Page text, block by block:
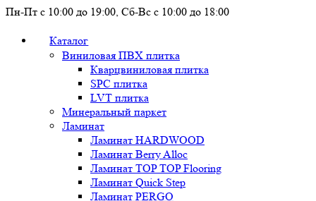
Пн-Пт с 10:00 до 19:00, Сб-Вс с 10:00 до 18:00
Каталог
Виниловая ПВХ плитка
Кварцвиниловая плитка
SPC плитка
LVT плитка
Минеральный паркет
Ламинат
Ламинат HARDWOOD
Ламинат Berry Alloc
Ламинат TOP TOP Flooring
Ламинат Quick Step
Ламинат PERGO